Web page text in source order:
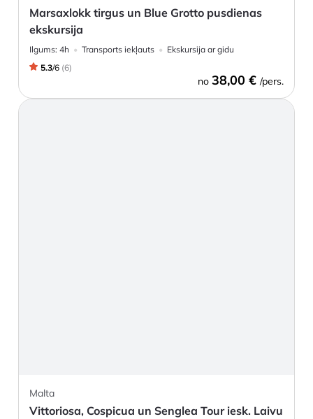
Marsaxlokk tirgus un Blue Grotto pusdienas
ekskursija
Ilgums: 4h Transports iekļauts
Ekskursija ar gidu
5.3/6 (6)
no 38,00 € /pers.
Malta
Vittoriosa, Cospicua un Senglea Tour iesk. Laivu